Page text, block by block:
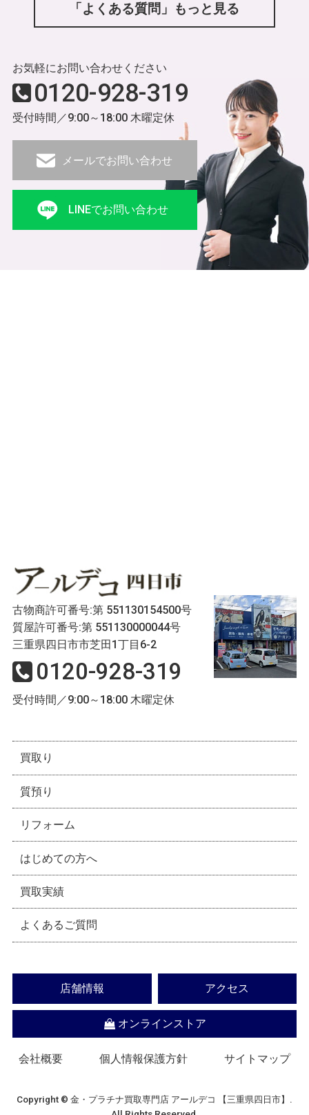
「よくある質問」もっと見る
お気軽にお問い合わせください
0120-928-319
受付時間／9:00～18:00 木曜定休
メールでお問い合わせ
LINEでお問い合わせ
古物商許可番号:第 551130154500号
質屋許可番号:第 551130000044号
三重県四日市市芝田1丁目6-2
0120-928-319
受付時間／9:00～18:00 木曜定休
買取り
質預り
リフォーム
はじめての方へ
買取実績
よくあるご質問
店舗情報 アクセス
オンラインストア
会社概要 個人情報保護方針 サイトマップ
Copyright © 金・プラチナ買取専門店 アールデコ 【三重県四日市】.